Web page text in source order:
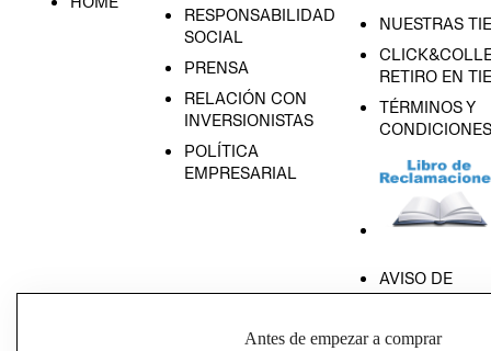
RESPONSABILIDAD
SOCIAL
PRENSA
RELACIÓN CON
INVERSIONISTAS
POLÍTICA
EMPRESARIAL
NUESTRAS
RETIRO EN
TÉRMINOS Y
CONDICIONES
AVISO DE
PRIVACIDAD
Antes de empezar a comprar